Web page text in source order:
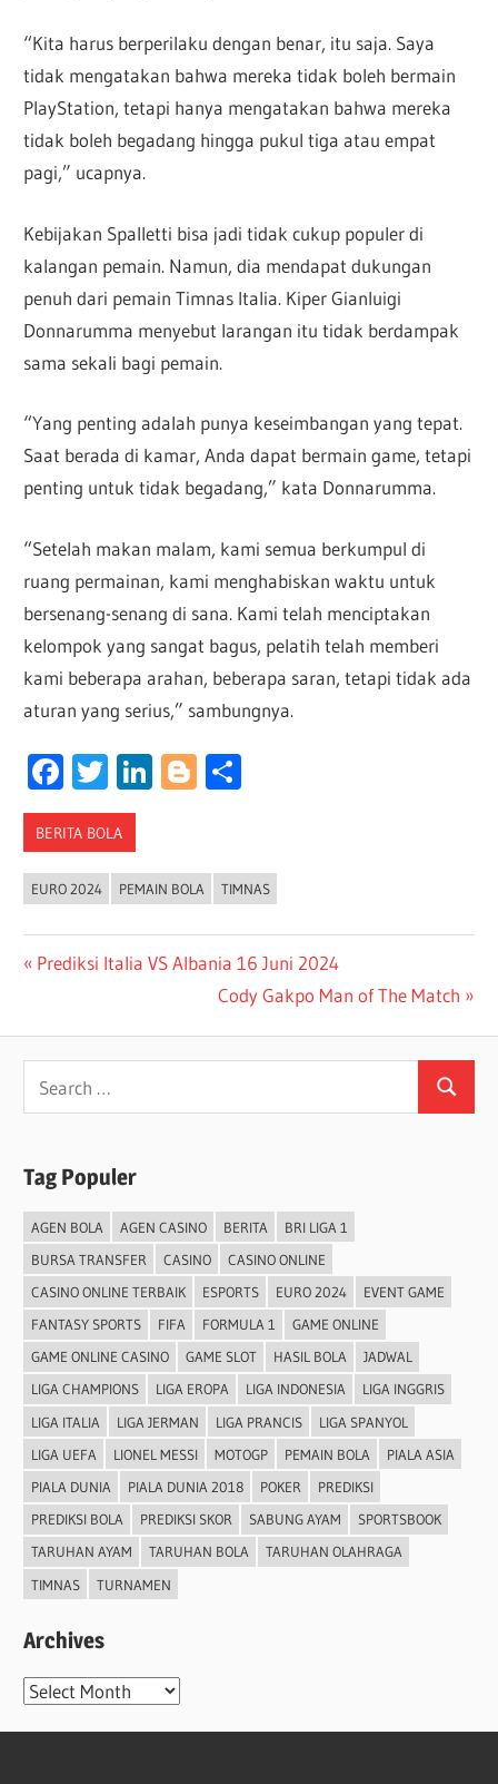
“Kita harus berperilaku dengan benar, itu saja. Saya
tidak mengatakan bahwa mereka tidak boleh bermain
PlayStation, tetapi hanya mengatakan bahwa mereka
tidak boleh begadang hingga pukul tiga atau empat
pagi,” ucapnya.
Kebijakan Spalletti bisa jadi tidak cukup populer di
kalangan pemain. Namun, dia mendapat dukungan
penuh dari pemain Timnas Italia. Kiper Gianluigi
Donnarumma menyebut larangan itu tidak berdampak
sama sekali bagi pemain.
“Yang penting adalah punya keseimbangan yang tepat.
Saat berada di kamar, Anda dapat bermain game, tetapi
penting untuk tidak begadang,” kata Donnarumma.
“Setelah makan malam, kami semua berkumpul di
ruang permainan, kami menghabiskan waktu untuk
bersenang-senang di sana. Kami telah menciptakan
kelompok yang sangat bagus, pelatih telah memberi
kami beberapa arahan, beberapa saran, tetapi tidak ada
aturan yang serius,” sambungnya.
Facebook
Twitter
LinkedIn
Blogger
BERITA BOLA
EURO 2024 PEMAIN BOLA TIMNAS
Post
Previous
Prediksi Italia VS Albania 16 Juni 2024
Next
Cody Gakpo Man of The Match
for:
Search
Tag Populer
AGEN BOLA AGEN CASINO BERITA
BRI LIGA 1
BURSA TRANSFER
CASINO
CASINO ONLINE
CASINO ONLINE TERBAIK
ESPORTS EURO 2024
EVENT GAME
FANTASY SPORTS
FIFA FORMULA 1
GAME ONLINE
GAME ONLINE CASINO
GAME SLOT HASIL BOLA
JADWAL
LIGA CHAMPIONS
LIGA EROPA LIGA INDONESIA
LIGA INGGRIS
LIGA ITALIA
LIGA JERMAN LIGA PRANCIS
LIGA SPANYOL
LIGA UEFA
LIONEL MESSI MOTOGP PEMAIN BOLA
PIALA ASIA
PIALA DUNIA
PIALA DUNIA 2018 POKER
PREDIKSI
PREDIKSI BOLA
PREDIKSI SKOR SABUNG AYAM
SPORTSBOOK
TARUHAN AYAM
TARUHAN BOLA
TARUHAN OLAHRAGA
TIMNAS
TURNAMEN
Archives
Archives